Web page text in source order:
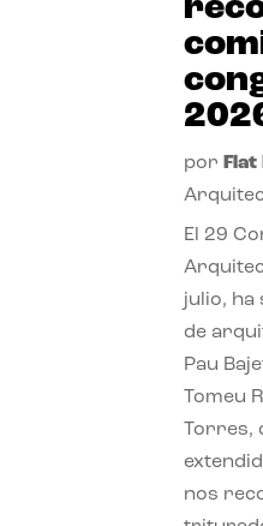
por
El 29
julio, ha
de
Pau
Tomeu
Torres,
nos